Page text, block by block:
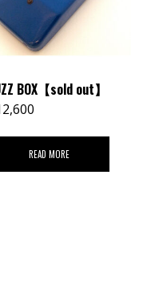
BOX【sold out】
READ MORE